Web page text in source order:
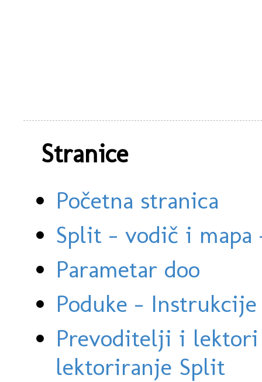
Stranice
Početna stranica
Split - vodič i
Parametar doo
Poduke -
Prevoditelji i
lektoriranje Split